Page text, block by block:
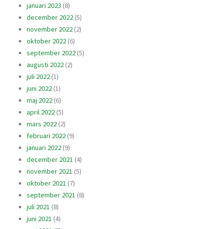
januari 2023 (8)
december 2022(5)
november 2022(2)
oktober 2022(6)
september 2022(5)
augusti 2022(2)
juli 2022(1)
juni 2022(1)
maj 2022(6)
april 2022(5)
mars 2022(2)
februari 2022(9)
januari 2022(9)
december 2021 (4)
november 2021 (5)
oktober 2021 (7)
september 2021 (8)
juli 2021 (8)
juni 2021 (4)